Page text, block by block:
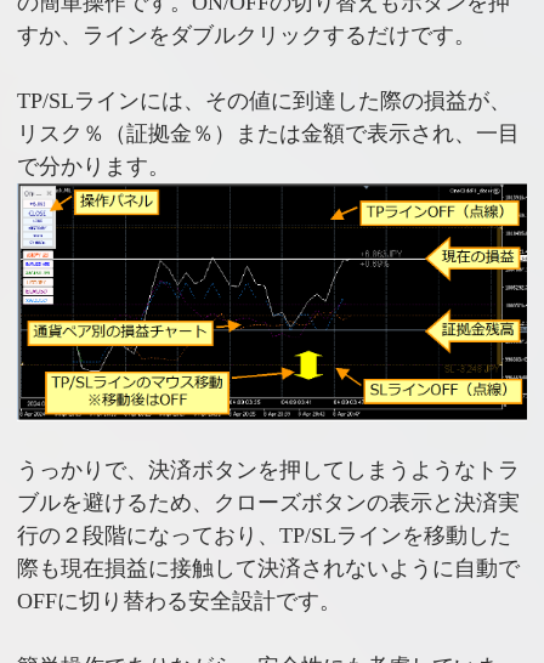
すか、ラインをダブルクリックするだけです。
TP/SLラインには、その値に到達した際の損益が、
リスク％（証拠金％）または金額で表示され、一目
で分かります。
うっかりで、決済ボタンを押してしまうようなトラ
ブルを避けるため、クローズボタンの表示と決済実
行の２段階になっており、TP/SLラインを移動した
際も現在損益に接触して決済されないように自動で
OFFに切り替わる安全設計です。